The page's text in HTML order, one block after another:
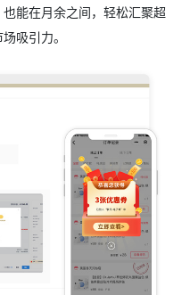
能在月余之间，轻松汇聚超
吸引力。